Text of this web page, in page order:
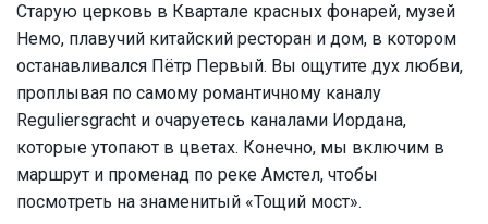
Старую церковь в Квартале красных фонарей, музей
Немо, плавучий китайский ресторан и дом, в котором
останавливался Пётр Первый. Вы ощутите дух любви,
проплывая по самому романтичному каналу
Reguliersgracht и очаруетесь каналами Иордана,
которые утопают в цветах. Конечно, мы включим в
маршрут и променад по реке Амстел, чтобы
посмотреть на знаменитый «Тощий мост».